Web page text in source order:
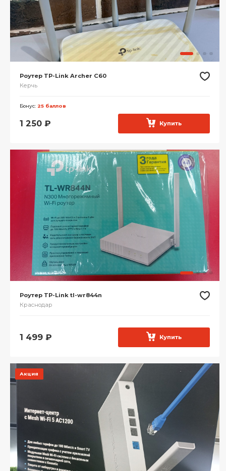
Роутер TP-Link Archer C60
Керчь
Бонус: 25 баллов
1 250 ₽ Купить
Роутер TP-Link tl-wr844n
Краснодар
1 499 ₽ Купить
Акция